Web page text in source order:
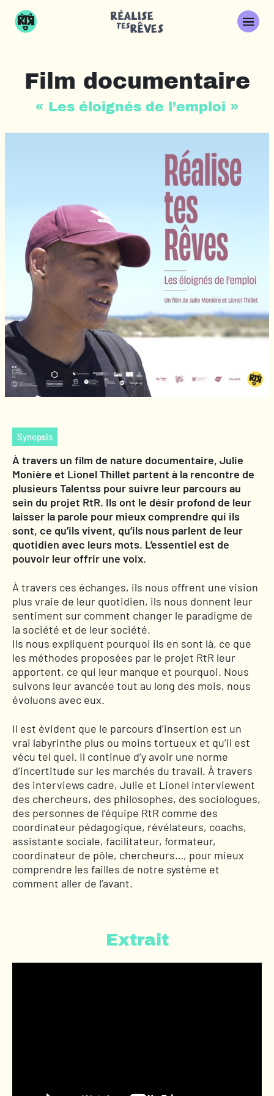
Film documentaire
« Les éloignés de l’emploi »
Synopsis
À travers un film de nature documentaire, Julie
Monière et Lionel Thillet partent à la rencontre de
plusieurs Talentss pour suivre leur parcours au
sein du projet RtR. Ils ont le désir profond de leur
laisser la parole pour mieux comprendre qui ils
sont, ce qu’ils vivent, qu’ils nous parlent de leur
quotidien avec leurs mots. L’essentiel est de
pouvoir leur offrir une voix.
À travers ces échanges, ils nous offrent une vision
plus vraie de leur quotidien, ils nous donnent leur
sentiment sur comment changer le paradigme de
la société et de leur société.
Ils nous expliquent pourquoi ils en sont là, ce que
les méthodes proposées par le projet RtR leur
apportent, ce qui leur manque et pourquoi. Nous
suivons leur avancée tout au long des mois, nous
évoluons avec eux.
Il est évident que le parcours d’insertion est un
vrai labyrinthe plus ou moins tortueux et qu’il est
vécu tel quel. Il continue d’y avoir une norme
d’incertitude sur les marchés du travail. À travers
des interviews cadre, Julie et Lionel interviewent
des chercheurs, des philosophes, des sociologues,
des personnes de l’équipe RtR comme des
coordinateur pédagogique, révélateurs, coachs,
assistante sociale, facilitateur, formateur,
coordinateur de pôle, chercheurs…, pour mieux
comprendre les failles de notre système et
comment aller de l’avant.
Extrait